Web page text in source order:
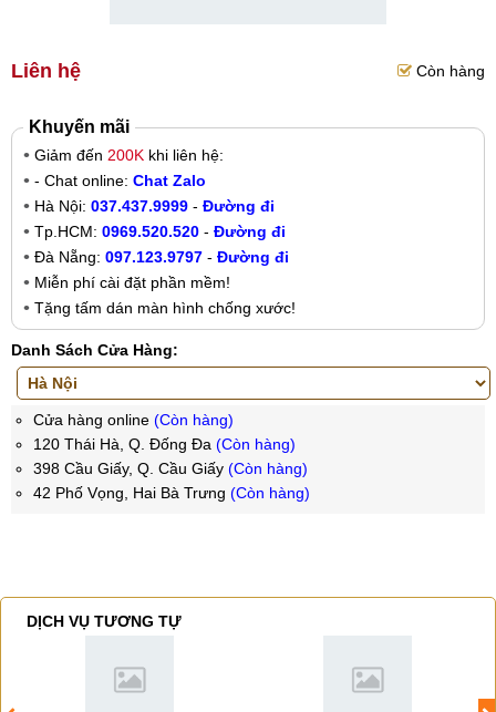
Liên hệ Còn hàng
Khuyến mãi
Giảm đến 200K khi liên hệ:
- Chat online: Chat Zalo
Hà Nội: 037.437.9999 - Đường đi
Tp.HCM: 0969.520.520 - Đường đi
Đà Nẵng: 097.123.9797 - Đường đi
Miễn phí cài đặt phần mềm!
Tặng tấm dán màn hình chống xước!
Danh Sách Cửa Hàng:
Cửa hàng online (Còn hàng)
120 Thái Hà, Q. Đống Đa (Còn hàng)
398 Cầu Giấy, Q. Cầu Giấy (Còn hàng)
42 Phố Vọng, Hai Bà Trưng (Còn hàng)
DỊCH VỤ TƯƠNG TỰ